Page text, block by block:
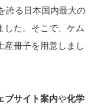
誇る日本国内最大の
した。そこで、ケム
産冊子を用意しまし
ブサイト案内や化学